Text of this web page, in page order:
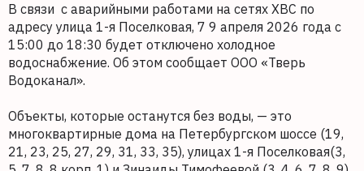
В связи с аварийными работами на сетях ХВС по
адресу улица 1-я Поселковая, 7 9 апреля 2026 года с
15:00 до 18:30 будет отключено холодное
водоснабжение. Об этом сообщает ООО «Тверь
Водоканал».
Объекты, которые останутся без воды, — это
многоквартирные дома на Петербургском шоссе (19,
21, 23, 25, 27, 29, 31, 33, 35), улицах 1-я Поселковая(3,